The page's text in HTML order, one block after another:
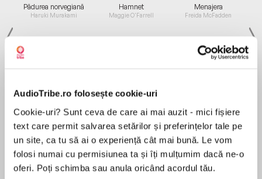
AudioTribe.ro folosește cookie-uri
Cookie-uri? Sunt ceva de care ai mai auzit - mici fișiere
text care permit salvarea setărilor și preferințelor tale pe
un site, ca tu să ai o experiență cât mai bună. Le vom
folosi numai cu permisiunea ta și îți mulțumim dacă ne-o
oferi. Poți schimba sau anula oricând acordul tău.
Pădurea norvegiană
Haruki Murakami
Elita de Argint (Elita
Hamnet
Maggie O'Farrell
Diavolul se îmbracă de
la...
Lauren Weisberger
Menajera
Freida McFadden
Migdală
Sohn Won-pyung